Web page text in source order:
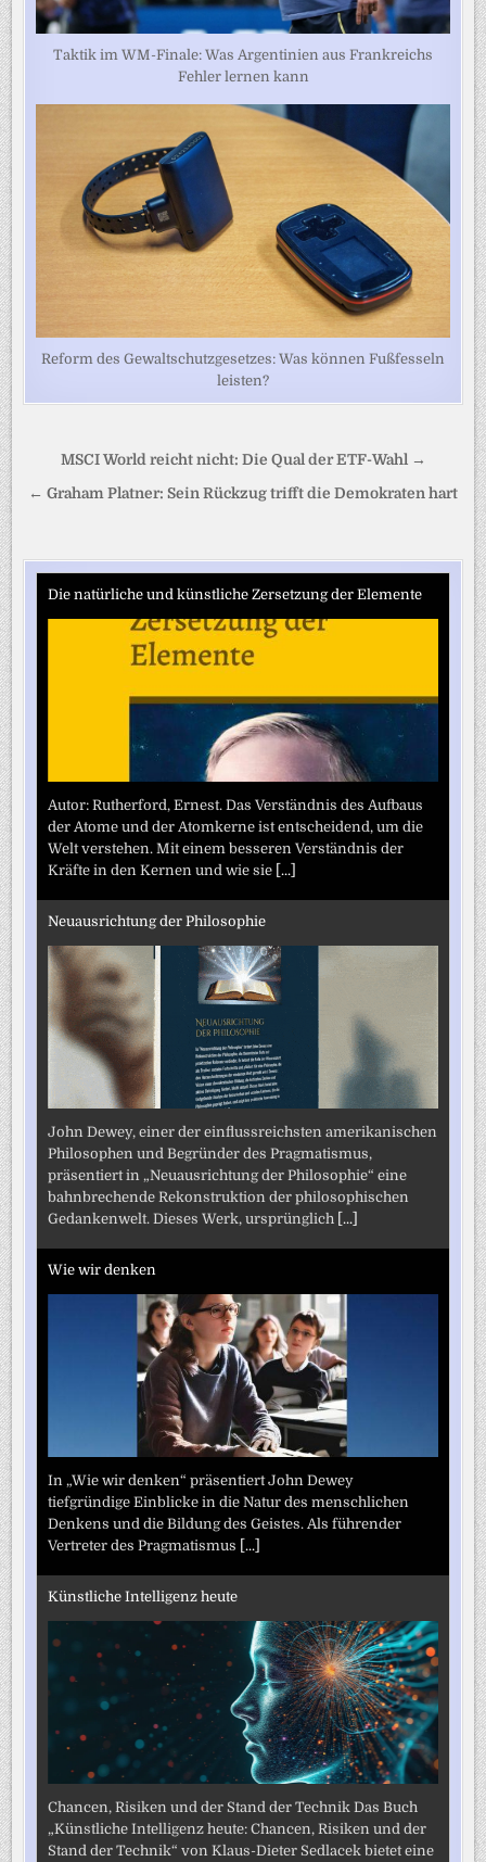
Taktik im WM-Finale: Was Argentinien aus Frankreichs
Fehler lernen kann
Reform des Gewaltschutzgesetzes: Was können Fußfesseln
leisten?
Beitragsnavigation
MSCI World reicht nicht: Die Qual der ETF-Wahl →
← Graham Platner: Sein Rückzug trifft die Demokraten hart
Die natürliche und künstliche Zersetzung der Elemente
Autor: Rutherford, Ernest. Das Verständnis des Aufbaus
der Atome und der Atomkerne ist entscheidend, um die
Welt verstehen. Mit einem besseren Verständnis der
Kräfte in den Kernen und wie sie [...]
Neuausrichtung der Philosophie
John Dewey, einer der einflussreichsten amerikanischen
Philosophen und Begründer des Pragmatismus,
präsentiert in „Neuausrichtung der Philosophie“ eine
bahnbrechende Rekonstruktion der philosophischen
Gedankenwelt. Dieses Werk, ursprünglich [...]
Wie wir denken
In „Wie wir denken“ präsentiert John Dewey
tiefgründige Einblicke in die Natur des menschlichen
Denkens und die Bildung des Geistes. Als führender
Vertreter des Pragmatismus [...]
Künstliche Intelligenz heute
Chancen, Risiken und der Stand der Technik Das Buch
„Künstliche Intelligenz heute: Chancen, Risiken und der
Stand der Technik“ von Klaus-Dieter Sedlacek bietet eine